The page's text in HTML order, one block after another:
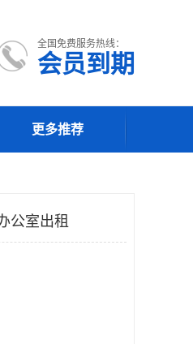
全国免费服务热线：
会员到期
更多推荐
公室出租